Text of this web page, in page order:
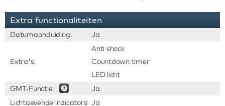
Extra functionaliteiten
Datumaanduiding: Ja
Extra's:
Anti shock
Countdown timer
LED licht
GMT-Functie:
Ja
Lichtgevende indicators: Ja